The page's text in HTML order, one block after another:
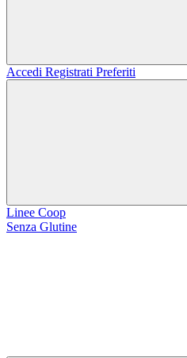
Accedi Registrati Preferiti
Linee Coop
Senza Glutine